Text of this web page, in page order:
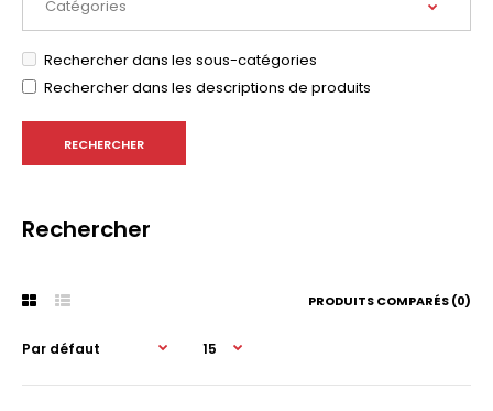
Rechercher dans les sous-catégories
Rechercher dans les descriptions de produits
Rechercher
PRODUITS COMPARÉS (0)